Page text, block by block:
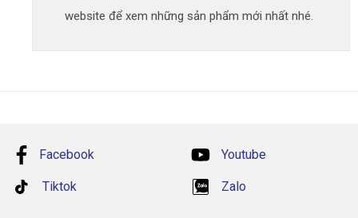
website để xem những sản phẩm mới nhất nhé.
Facebook Youtube
Tiktok Zalo